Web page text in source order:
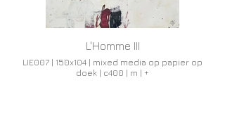
L'Homme III
LIE007 | 150x104 | mixed media op papier op
doek | c400 | m | +